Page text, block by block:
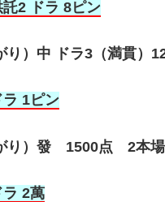
2 ドラ 8ピン
り）中 ドラ3（満貫）
1ピン
り）發 1500点 2本
2萬